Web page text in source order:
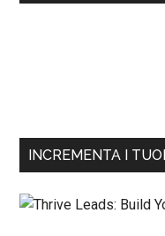
INCREMENTA I